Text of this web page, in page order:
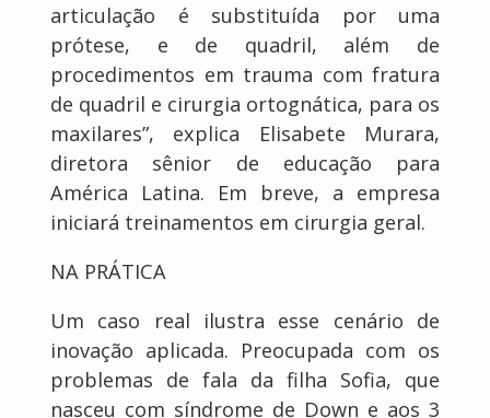
articulação é substituída por uma
prótese, e de quadril, além de
procedimentos em trauma com fratura
de quadril e cirurgia ortognática, para os
maxilares”, explica Elisabete Murara,
diretora sênior de educação para
América Latina. Em breve, a empresa
iniciará treinamentos em cirurgia geral.
NA PRÁTICA
Um caso real ilustra esse cenário de
inovação aplicada. Preocupada com os
problemas de fala da filha Sofia, que
nasceu com síndrome de Down e aos 3